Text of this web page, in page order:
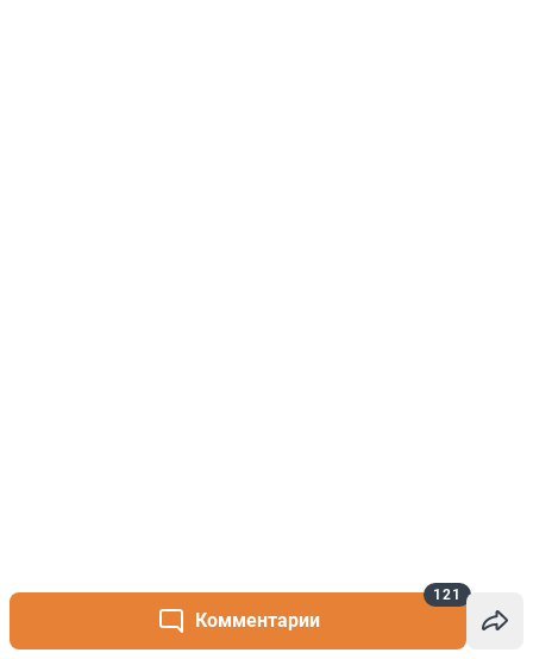
Комментарии
121